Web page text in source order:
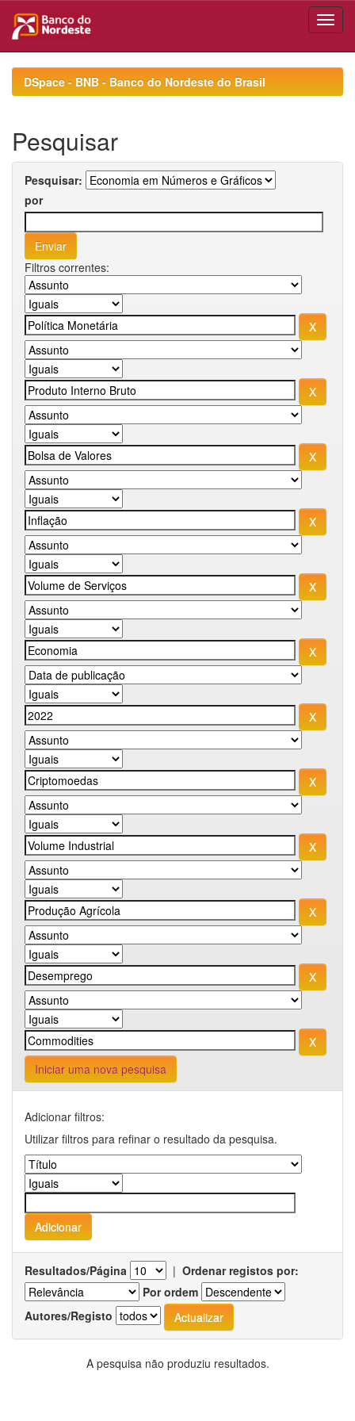
navigationDSpace - BNB - Banco do Nordeste do Brasil
Pesquisar
Pesquisar:
por
Filtros correntes:
Iniciar uma nova pesquisa
Adicionar filtros:
Utilizar filtros para refinar o resultado da pesquisa.
Resultados/Página | Ordenar registos por:
Por ordem
Autores/Registo
A pesquisa não produziu resultados.